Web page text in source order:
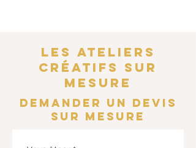
LES Ateliers
créatifs sur
mesurE
Demander un devis
sur mesure